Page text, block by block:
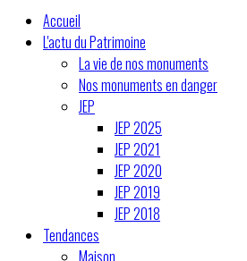
Accueil
L'actu du Patrimoine
La vie de nos monuments
Nos monuments en danger
JEP
JEP 2025
JEP 2021
JEP 2020
JEP 2019
JEP 2018
Tendances
Maison